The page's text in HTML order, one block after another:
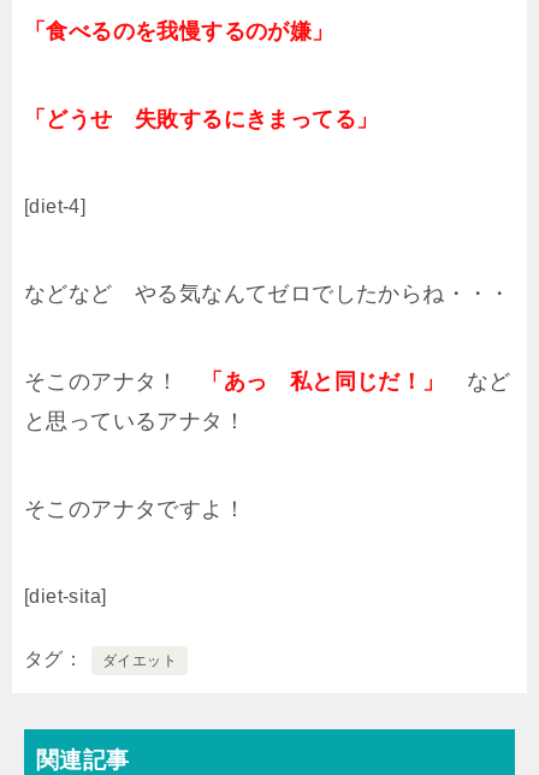
「食べるのを我慢するのが嫌」
「どうせ 失敗するにきまってる」
[diet-4]
などなど やる気なんてゼロでしたからね・・・
そこのアナタ！ 「あっ 私と同じだ！」
など
と思っているアナタ！
そこのアナタですよ！
[diet-sita]
タグ ダイエット
関連記事